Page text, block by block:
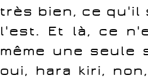
très bien, ce qu'il
l'est. Et là, ce
même une seule
oui, hara kiri,